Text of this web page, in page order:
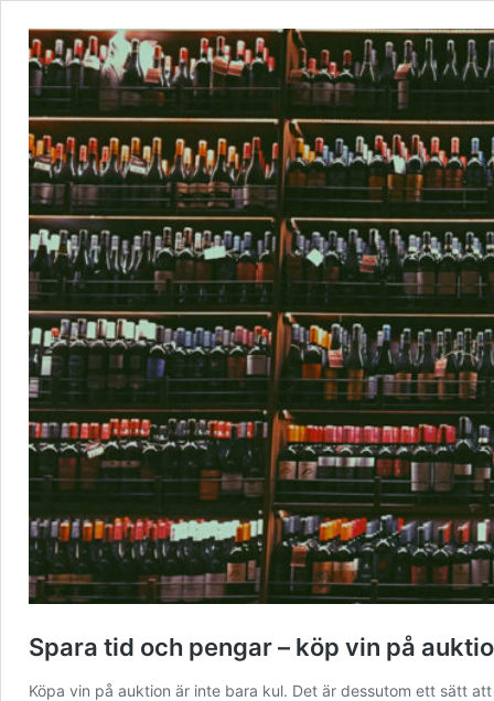
Spara tid och pengar – köp vin på
Köpa vin på auktion är inte bara kul. Det är dessutom ett sätt